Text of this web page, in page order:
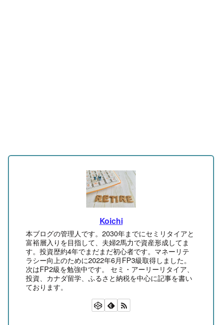
Koichi
本ブログの管理人です。2030年までにセミリタイアと
富裕層入りを目指して、夫婦2馬力で資産形成してま
す。投資歴約4年でまだまだ初心者です。マネーリテ
ラシー向上のために2022年6月FP3級取得しました。
次はFP2級を勉強中です。 セミ・アーリーリタイア、
投資、カナダ留学、ふるさと納税を中心に記事を書い
ております。